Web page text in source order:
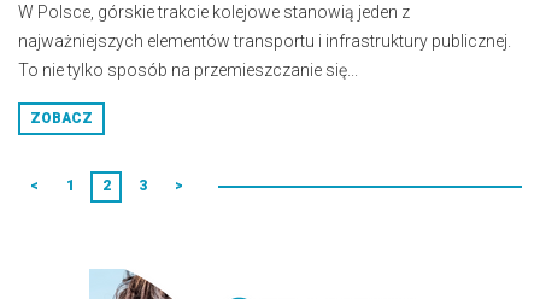
W Polsce, górskie trakcie kolejowe stanowią jeden z
najważniejszych elementów transportu i infrastruktury publicznej.
To nie tylko sposób na przemieszczanie się...
ZOBACZ
< 1 2 3 >